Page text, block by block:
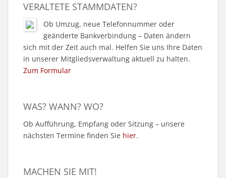
VERALTETE STAMMDATEN?
Ob Umzug, neue Telefonnummer oder
geänderte Bankverbindung – Daten ändern
sich mit der Zeit auch mal. Helfen Sie uns Ihre Daten
in unserer Mitgliedsverwaltung aktuell zu halten.
Zum Formular
WAS? WANN? WO?
Ob Aufführung, Empfang oder Sitzung – unsere
nächsten Termine finden Sie hier.
MACHEN SIE MIT!